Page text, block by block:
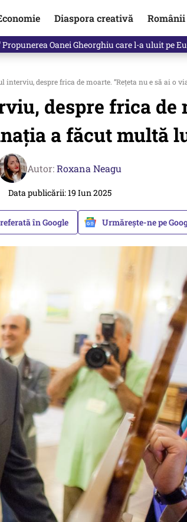
Diaspora creativă
luată astăzi de Guvern pentru toți românii
despre frica de moarte. ”Rețeta nu e să ai o
despre frica de
a făcut multă
Autor:Roxana Neagu
Data publicării: 19 Iun 2025
în Google Urmărește-ne pe